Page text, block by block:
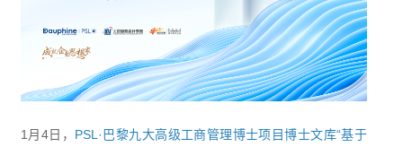
1月4日， PSL·巴黎九大高级工商管理博士项目博士文库“基于